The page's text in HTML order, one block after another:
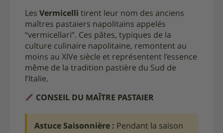
Les Vermicelli tirent leur nom des anciens
maîtres pastaiers napolitains appelés
“vermicellari”. Ces pâtes, typiques de la
culture culinaire napolitaine, remontent au
moins au XIVe siècle et représentent l’essence
même de la tradition pastière du Sud de
l’Italie.
CONSEIL DU MAÎTRE PASTAIER
Astuce Saisonnière : Pendant la saison